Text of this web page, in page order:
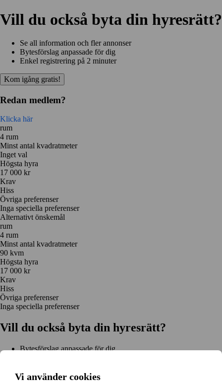
Vi använder cookies
Vill du också byta din hyresrätt?
Se all information och fler annonser
Bytesförslag anpassade för dig
Enkel registrering på 2 minuter
Kom igång gratis!
Redan medlem?
Klicka här
rum
4 rum
Minst antal kvadratmeter
Inget val
Högsta hyra
17 000 kr
Krav
Hiss
Övriga preferenser
Inga speciella preferenser
Alternativt önskemål
rum
4 rum
Minst antal kvadratmeter
90 kvm
Högsta hyra
17 000 kr
Krav
Hiss
Övriga preferenser
Inga speciella preferenser
Vill du också byta din hyresrätt?
Bytesförslag anpassade för dig